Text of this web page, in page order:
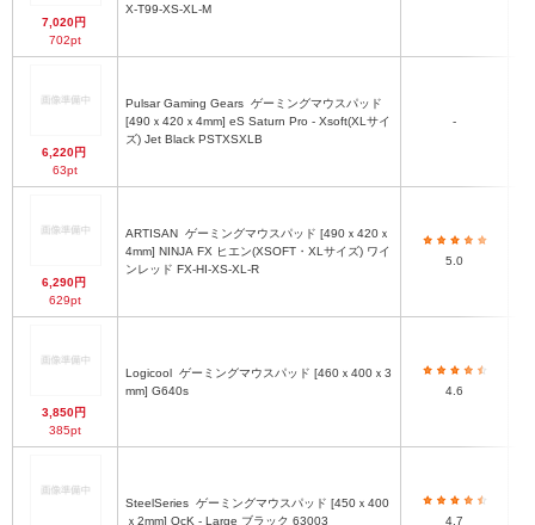
7,020円
702pt
X-T99-XS-XL-M
6,220円
63pt
Pulsar Gaming Gears
[490ｘ420ｘ4mm] eS Saturn Pro - Xsoft(XLサイ
ズ) Jet Black PSTXSXLB
-
6,290円
629pt
ARTISAN
4mm] NINJA FX ヒエン(XSOFT・XLサイズ) ワイ
ンレッド FX-HI-XS-XL-R
5.0
3,850円
385pt
Logicool
mm] G640s
4.6
SteelSeries
ｘ2mm] QcK - Large ブラック 63003
4.7